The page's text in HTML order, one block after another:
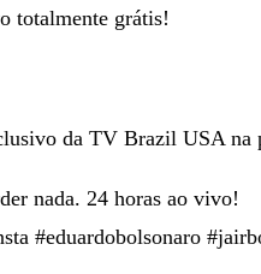
totalmente grátis!
da TV Brazil USA na
nada. 24 horas ao vivo!
#eduardobolsonaro